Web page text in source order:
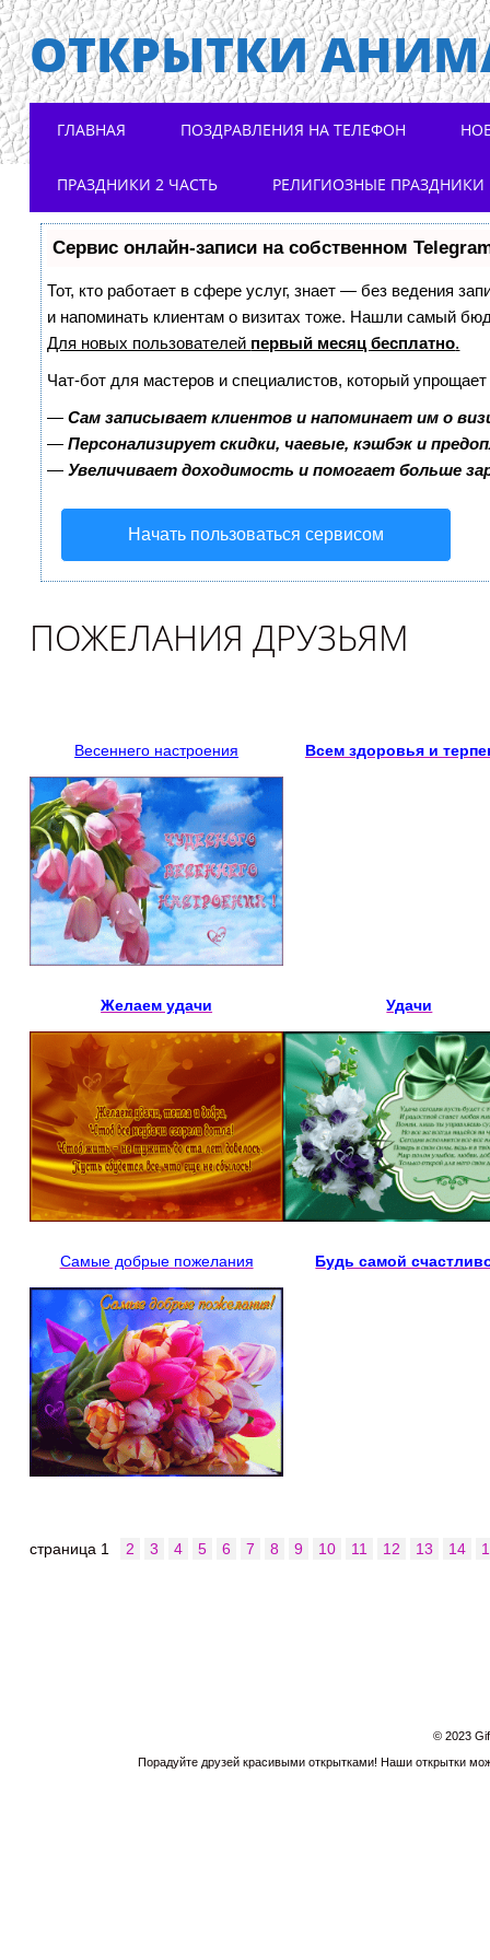
ОТКРЫТКИ
Main menu
ГЛАВНАЯ ПОЗДРАВЛЕНИЯ НА ТЕЛЕФОН
ПРАЗДНИКИ 2 ЧАСТЬ РЕЛИГИОЗНЫЕ ПРАЗДНИКИ
Сервис онлайн-записи на собственном
Тот, кто работает в сфере услуг, знает — без ведения
и напоминать клиентам о визитах тоже. Нашли самый
Для новых пользователей первый месяц бесплатно.
Чат-бот для мастеров и специалистов, который
—Сам записывает клиентов и напоминает им о
—Персонализирует скидки, чаевые, кэшбэк и
—Увеличивает доходимость и помогает больше
Начать пользоваться сервисом
ПОЖЕЛАНИЯ ДРУЗЬЯМ
Весеннего настроения Всем здоровья и
Желаем удачи Удачи
Самые добрые пожелания Будь самой
страница 1 2 3 4 5 6 7 8 9 10 11 12 13 14
© 2023
Порадуйте друзей красивыми открытками! Наши открытки